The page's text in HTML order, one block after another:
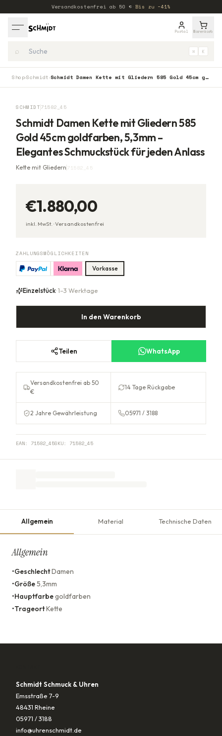
Versandkostenfrei ab 50 € Bis zu −41%
Portal Warenkorb
⌕ ⌘ K
Shop›Schmidt › Schmidt Damen Kette mit Gliedern 585 Gold 45cm goldfarben, 5,3mm – Elegantes Schmuckstück für jeden Anlass
SCHMIDT 71582_45
Schmidt Damen Kette mit Gliedern 585
Gold 45cm goldfarben, 5,3mm –
Elegantes Schmuckstück für jeden Anlass
Kette mit Gliedern 71582_45
€1.880,00
inkl. MwSt. ·Versandkostenfrei
ZAHLUNGSMÖGLICHKEITEN
Vorkasse
Einzelstück· 1–3 Werktage
In den Warenkorb
Teilen WhatsApp
Versandkostenfrei ab 50
€
14 Tage Rückgabe
2 Jahre Gewährleistung 05971 / 3188
EAN: 71582_45SKU: 71582_45
Allgemein Material Technische Daten
Allgemein
•GeschlechtDamen
•Größe5,3mm
•Hauptfarbegoldfarben
•TrageortKette
Schmidt Schmuck & Uhren
Emsstraße 7-9
48431 Rheine
05971 / 3188
info@uhrenschmidt.de